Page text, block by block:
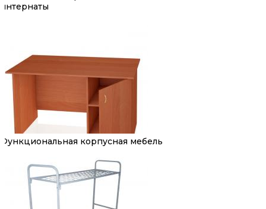
интернаты
Функциональная корпусная мебель